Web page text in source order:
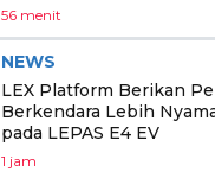
56 menit
NEWS
LEX Platform Berikan
Berkendara Lebih
pada LEPAS E4 EV
1 jam